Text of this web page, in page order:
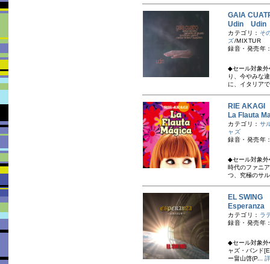
GAIA
Udin Udin
カテゴリ： そ
ズ/MIXTUR
録音・発売年
◆セール対象外
り、今やみな
に、イタリア
RIE AKAGI
La Flauta
カテゴリ： サ
ャズ
録音・発売年
◆セール対象外
時代のファニ
つ、究極のサ
EL SWING
Esperanza
カテゴリ： ラ
録音・発売年
◆セール対象
ャズ・バンド
ー畠山啓(P...